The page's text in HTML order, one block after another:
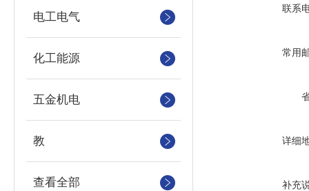
电工电气
化工能源
五金机电
教
查看全部
联系
常用
详细
补充